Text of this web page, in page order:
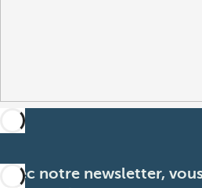
Avec notre newsletter,